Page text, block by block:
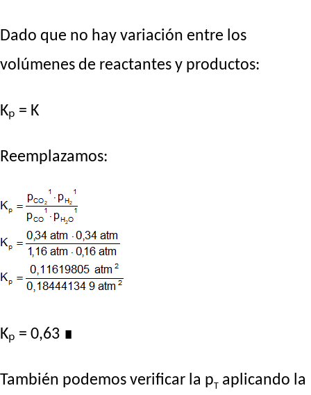
Dado que no hay variación entre los
volúmenes de reactantes y productos:
Kₚ = K
Reemplazamos:
Kₚ = 0,63 ∎
También podemos verificar la p aplicando la